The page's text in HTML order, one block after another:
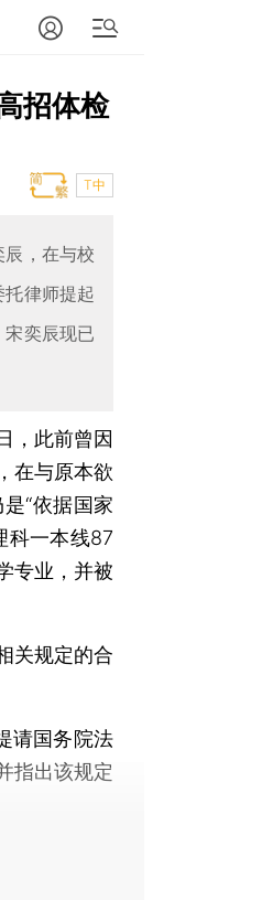
招体检
T中
，在与校
律师提起
奕辰现已
，此前曾因
在与原本欲
“依据国家
科一本线87
专业，并被
关规定的合
请国务院法
指出该规定